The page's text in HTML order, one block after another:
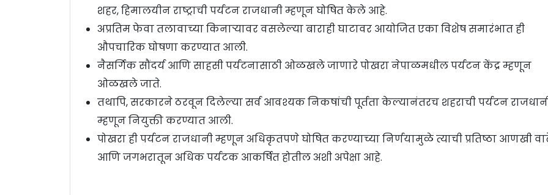
शहर, हिमालयीन राष्ट्राची पर्यटन राजधानी म्हणून घोषित केले आहे.
अप्रतिम फेवा तलावाच्या किनाऱ्यावर वसलेल्या बाराही घाटावर आयोजित एका विशेष समारंभात ही
औपचारिक घोषणा करण्यात आली.
नैसर्गिक सौंदर्य आणि साहसी पर्यटनासाठी ओळखले जाणारे पोखरा नेपाळमधील पर्यटन केंद्र म्हणून
ओळखले जाते.
तथापि, सरकारने ठरवून दिलेल्या सर्व आवश्यक निकषांची पूर्तता केल्यानंतरच शहराची पर्यटन
म्हणून नियुक्ती करण्यात आली.
पोखरा ही पर्यटन राजधानी म्हणून अधिकृतपणे घोषित करण्याच्या निर्णयामुळे त्याची प्रतिष्ठा आणखी
आणि जगभरातून अधिक पर्यटक आकर्षित होतील अशी अपेक्षा आहे.